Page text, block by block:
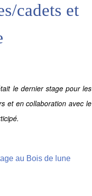
cadets et
le dernier stage pour les
et en collaboration avec le